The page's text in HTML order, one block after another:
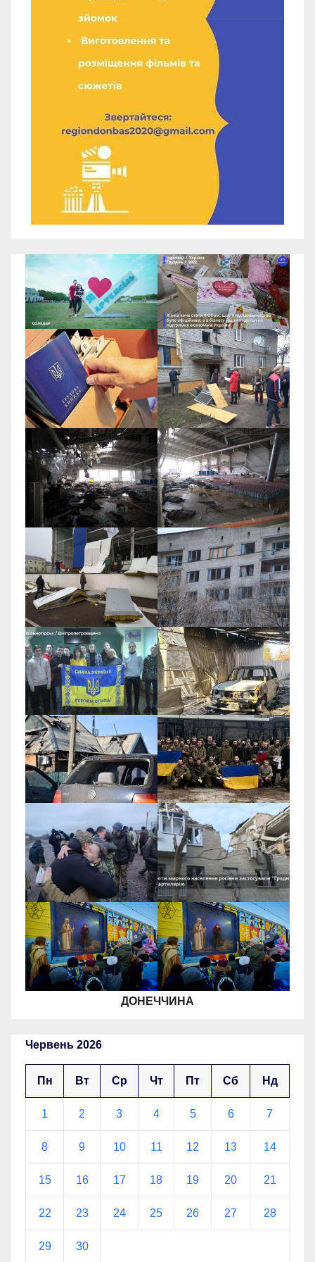
ДОНЕЧЧИНА
Червень 2026
Пн Вт Ср Чт Пт Сб Нд
1 2 3 4 5 6 7
8 9 10 11 12 13 14
15 16 17 18 19 20 21
22 23 24 25 26 27 28
29 30